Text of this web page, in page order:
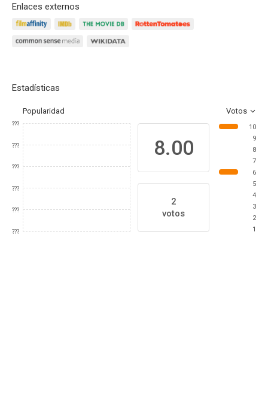
Enlaces externos
Estadísticas
Popularidad Votos
???
???
???
???
???
???
8.00
2
votos
10
9
8
7
6
5
4
3
2
1